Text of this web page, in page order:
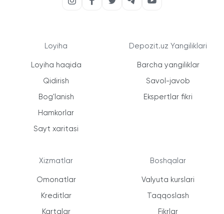
Loyiha
Loyiha haqida
Qidirish
Bog'lanish
Hamkorlar
Sayt xaritasi
Xizmatlar
Omonatlar
Kreditlar
Kartalar
Depozit.uz Yangiliklari
Barcha yangiliklar
Savol-javob
Ekspertlar fikri
Boshqalar
Valyuta kurslari
Taqqoslash
Fikrlar